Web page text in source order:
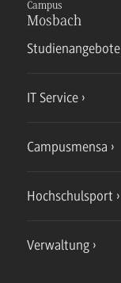
Campus
Mosbach
Studienangebote
IT Service
Campusmensa
Hochschulsport
Verwaltung